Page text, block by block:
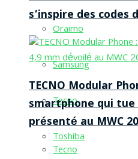
Oraimo
Samsung
Tecno
Toshiba
s’inspire des
TECNO Modular
smartphone qui tue
présenté au MWC
Tecno